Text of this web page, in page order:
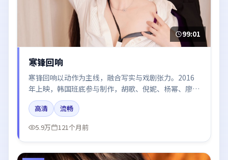
99:01
寒锋回响
寒锋回响以动作为主线，融合写实与戏剧张力。2016
年上映，韩国班底参与制作，胡歌、倪妮、杨幂、廖
凡、咏梅在片中呈现细腻表演，影像风格统一，配乐与
剪辑强化了情绪曲线。
高清
流畅
5.9万
121个月前